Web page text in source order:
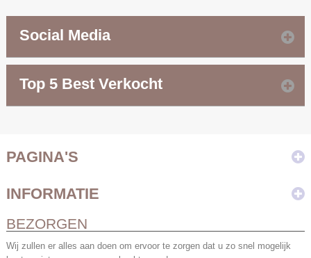
Social Media
Top 5 Best Verkocht
PAGINA'S
INFORMATIE
BEZORGEN
Wij zullen er alles aan doen om ervoor te zorgen dat u zo snel mogelijk